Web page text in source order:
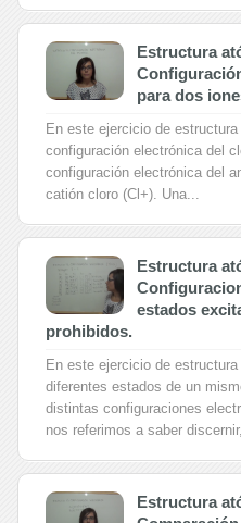
Estructura
para dos
En este ejercicio de
configuración electrónica del
configuración electrónica del
catión cloro (Cl+). Una...
Estructura
estados
prohibidos.
En este ejercicio de
diferentes estados de un
distintas configuraciones
nos referimos a saber
Estructura